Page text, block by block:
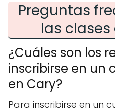
Preguntas
las
¿Cuáles son los
inscribirse en un
en Cary?
Para inscribirse en un